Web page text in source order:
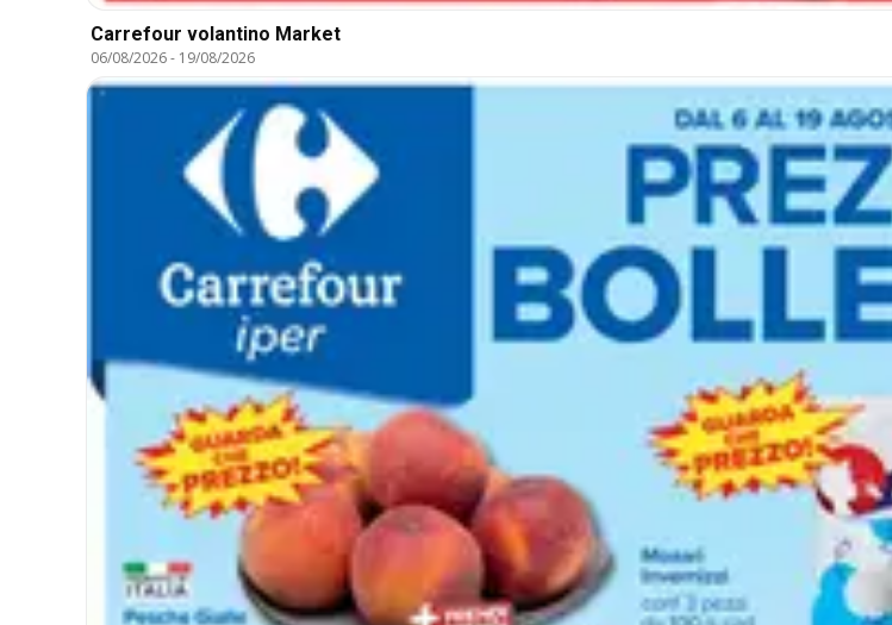
Carrefour volantino Market
06/08/2026- 19/08/2026